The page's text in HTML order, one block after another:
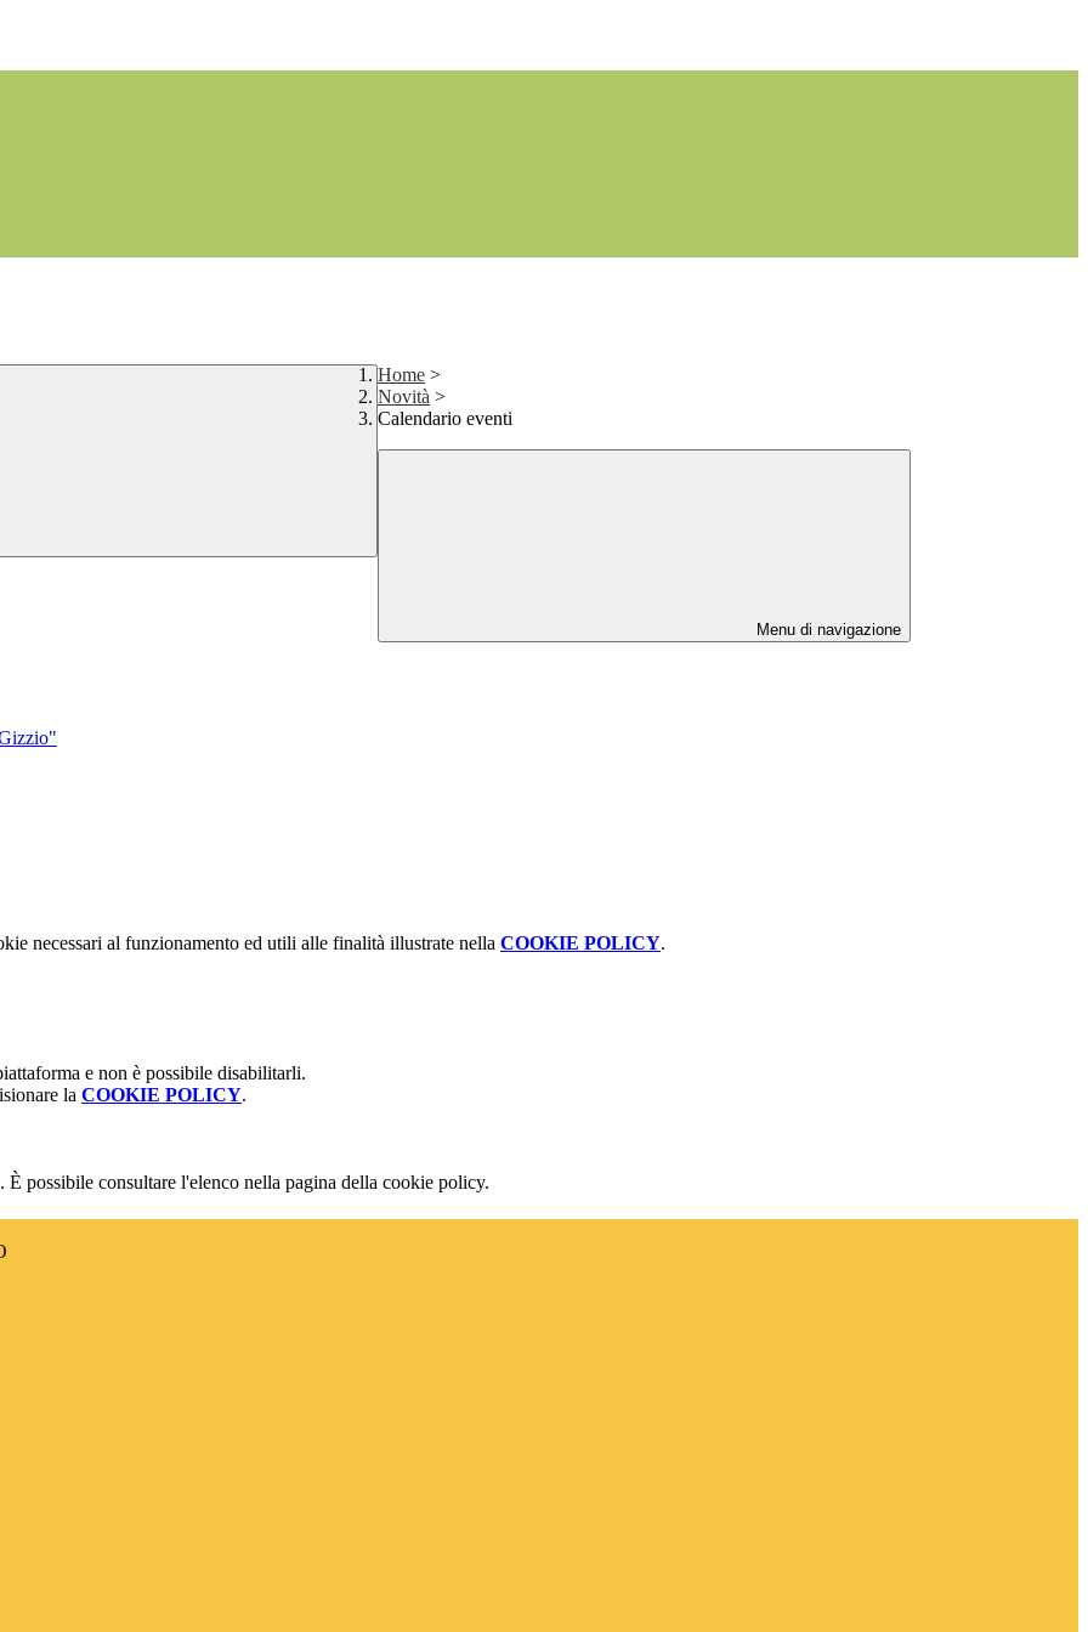
Home >
Novità >
Calendario eventi
Menu di navigazione
necessari al funzionamento ed utili alle finalità illustrate nella COOKIE POLICY.
e non è possibile disabilitarli.
la COOKIE POLICY.
possibile consultare l'elenco nella pagina della cookie policy.